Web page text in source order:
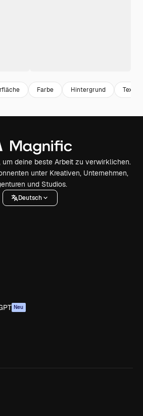
Farbe Hintergrund Textur
um deine beste Arbeit zu verwirklichen.
unter Kreativen, Unternehmen,
und Studios.
Deutsch
Neu